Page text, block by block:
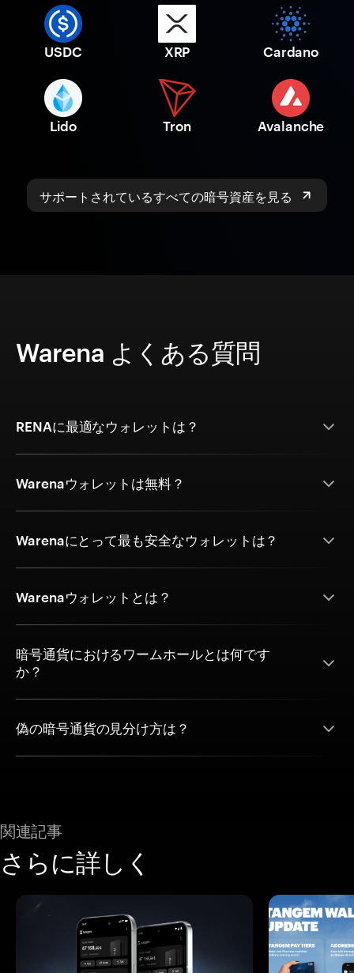
USDC XRP Cardano
Lido Tron Avalanche
サポートされているすべての暗号資産を見る
Warena よくある質問
RENAに最適なウォレットは？
Warenaウォレットは無料？
Warenaにとって最も安全なウォレットは？
Warenaウォレットとは？
暗号通貨におけるワームホールとは何です
か？
偽の暗号通貨の見分け方は？
関連記事
さらに詳しく